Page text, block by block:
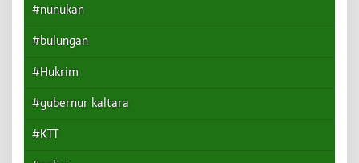
#nunukan
#bulungan
#Hukrim
#gubernur kaltara
#KTT